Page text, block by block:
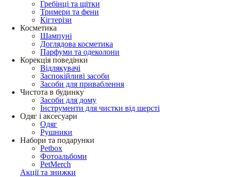
Гребінці та щітки
Тримери та фени
Кігтерізи
Косметика
Шампуні
Доглядова косметика
Парфуми та одеколони
Корекція поведінки
Відлякувачі
Заспокійливі засоби
Засоби для приваблення
Чистота в будинку
Засоби для дому
Інструменти для чистки від шерсті
Одяг і аксесуари
Одяг
Рушники
Набори та подарунки
Petbox
Фотоальбоми
PetMerch
Акції та знижки